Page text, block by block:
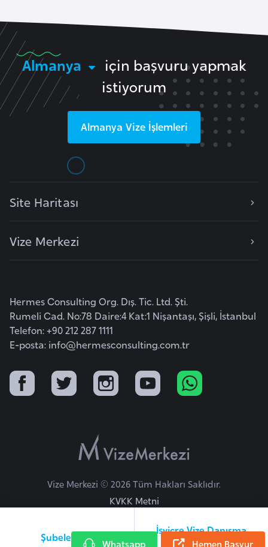
Şubelerimiz
İsviçre Vize Danışma
Hattı
Almanya
için başvuru yapmak
istiyorum
Almanya Vize İşlemleri
Site Haritası
Vize Merkezi
Hermes Consulting Org. Dış. Tic. Ltd. Şti.
Rumeli Cad. No:78 Daire:4 Kat:1 Nişantaşı, Şişli, İstanbul
Telefon: +90 212 287 1111
E-posta: info@hermesconsulting.com.tr
Vize Merkezi © 2026 Tüm Hakları Saklıdır.
KVKK Metni
F
s
o
Ç
k
m
i
y
e
t
i
Hemen Başvur
Whatsapp